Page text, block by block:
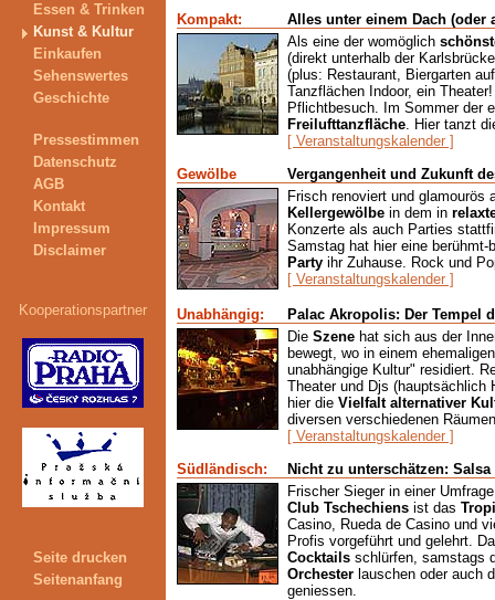
Essen & Trinken
Kunst & Kultur
Einkaufen
Sehenswertes
Geschichte
Pressestimmen
Datenschutz
AGB
Kontakt
Impressum
Disclaimer
Kooperationspartner
Seite drucken
Seitenanfang
Kompakt:
Alles unter einem Dach (oder
Als eine der womöglich
(direkt unterhalb der
(plus: Restaurant, Biergarten
Tanzflächen Indoor, ein
Pflichtbesuch. Im Sommer der
Freilufttanzfläche. Hier tanzt
[ Veranstaltungskalender ]
Gewölbe
Vergangenheit und Zukunft
Frisch renoviert und glamourös
Kellergewölbe in dem in
Konzerte als auch Parties
Samstag hat hier eine
Party ihr Zuhause. Rock und
[ Veranstaltungskalender ]
Unabhängig:
Palac Akropolis: Der Tempel
Die Szene hat sich aus der
bewegt, wo in einem
unabhängige Kultur" residiert.
Theater und Djs (hauptsächlich
hier die Vielfalt alternativer
diversen verschiedenen
[ Veranstaltungskalender ]
Südländisch:
Nicht zu unterschätzen:
Frischer Sieger in einer
Club Tschechiens ist das
Casino, Rueda de Casino und
Profis vorgeführt und gelehrt.
Cocktails schlürfen, samstags
Orchester lauschen oder auch
geniessen.